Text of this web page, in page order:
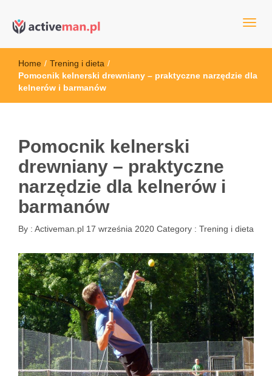
active man – sprzęt sportowy
sportowym
Home / Trening i dieta /
Pomocnik kelnerski drewniany – praktyczne narzędzie dla
kelnerów i barmanów
Pomocnik kelnerski
drewniany – praktyczne
narzędzie dla kelnerów i
barmanów
By : Activeman.pl 17 września 2020 Category : Trening i dieta